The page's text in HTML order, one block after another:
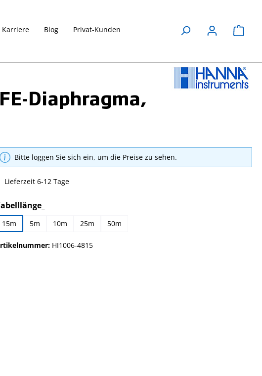
Karriere Blog Privat-Kunden
Diaphragma,
Bitte loggen Sie sich ein, um die Preise zu sehen.
Lieferzeit 6-12 Tage
15m 5m 10m 25m 50m
HI1006-4815